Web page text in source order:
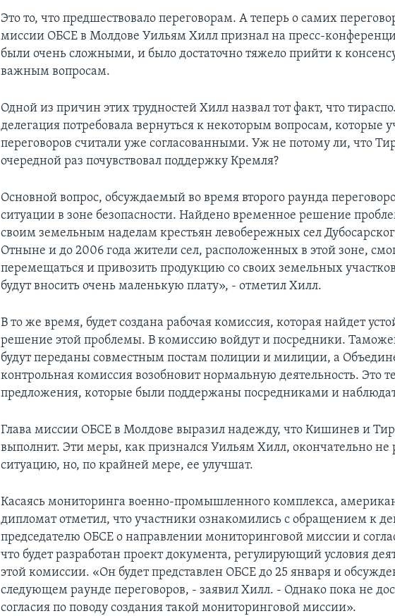
Это то, что предшествовало переговорам. А теперь о самих
миссии ОБСЕ в Молдове Уильям Хилл признал на пресс-
были очень сложными, и было достаточно тяжело прийти к
важным вопросам.
Одной из причин этих трудностей Хилл назвал тот факт, что
делегация потребовала вернуться к некоторым вопросам, которые
переговоров считали уже согласованными. Уж не потому ли, что
очередной раз почувствовал поддержку Кремля?
Основной вопрос, обсуждаемый во время второго раунда
ситуации в зоне безопасности. Найдено временное решение
своим земельным наделам крестьян левобережных сел
Отныне и до 2006 года жители сел, расположенных в этой зоне,
перемещаться и привозить продукцию со своих земельных
будут вносить очень маленькую плату», - отметил Хилл.
В то же время, будет создана рабочая комиссия, которая найдет
решение этой проблемы. В комиссию войдут и посредники.
будут переданы совместным постам полиции и милиции, а
контрольная комиссия возобновит нормальную деятельность. Это те
предложения, которые были поддержаны посредниками и
Глава миссии ОБСЕ в Молдове выразил надежду, что Кишинев и
выполнит. Эти меры, как признался Уильям Хилл, окончательно не
ситуацию, но, по крайней мере, ее улучшат.
Касаясь мониторинга военно-промышленного комплекса,
дипломат отметил, что участники ознакомились с обращением к
председателю ОБСЕ о направлении мониторинговой миссии и
что будет разработан проект документа, регулирующий условия
этой комиссии. «Он будет представлен ОБСЕ до 25 января и
следующем раунде переговоров, - заявил Хилл. - Однако пока не
согласия по поводу создания такой мониторинговой миссии».